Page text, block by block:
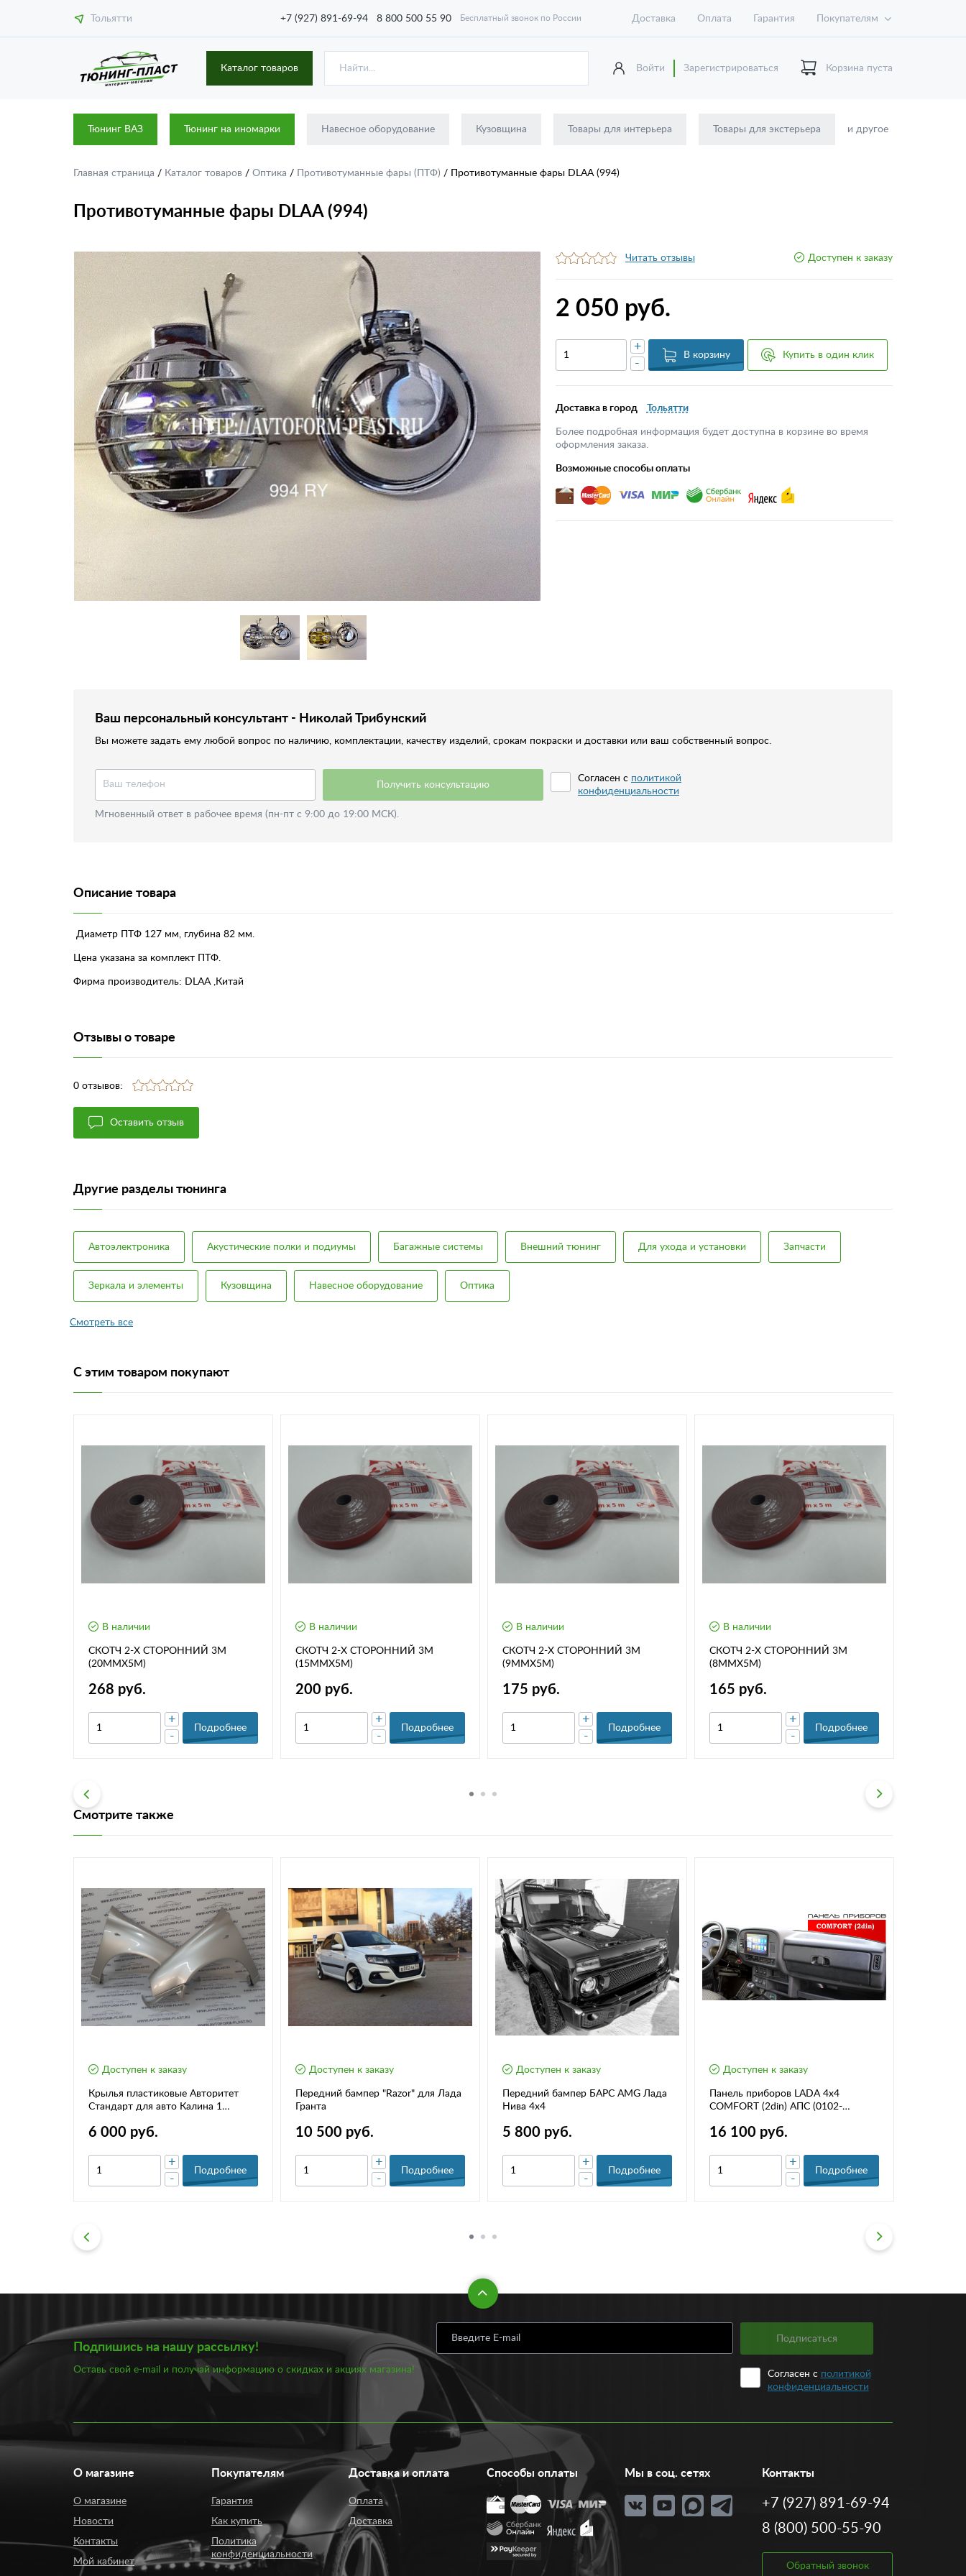
Тольятти +7 (927) 891-69-94 8 800 500 55 90 Бесплатный звонок по России Доставка Оплата Гарантия Покупателям
Каталог товаров Войти Зарегистрироваться Корзина пуста
Тюнинг ВАЗ Тюнинг на иномарки Навесное оборудование Кузовщина Товары для интерьера Товары для экстерьера и другое
Главная страница / Каталог товаров / Оптика / Противотуманные фары (ПТФ) / Противотуманные фары DLAA (994)
Противотуманные фары DLAA (994)
Читать отзывы Доступен к заказу
2 050 руб.
-
+
В корзину Купить в один клик
Доставка в город Тольятти
Более подробная информация будет доступна в корзине во время
оформления заказа.
Возможные способы оплаты
Ваш персональный консультант - Николай Трибунский
Вы можете задать ему любой вопрос по наличию, комплектации, качеству изделий, срокам покраски и доставки или ваш собственный вопрос.
Получить консультацию
Согласен с политикой
конфиденциальности
Мгновенный ответ в рабочее время (пн-пт с 9:00 до 19:00 МСК).
Описание товара
Диаметр ПТФ 127 мм, глубина 82 мм.
Цена указана за комплект ПТФ.
Фирма производитель: DLAA ,Китай
Отзывы о товаре
0 отзывов:
Оставить отзыв
Другие разделы тюнинга
Автоэлектроника Акустические полки и подиумы Багажные системы Внешний тюнинг Для ухода и установки Запчасти
Зеркала и элементы Кузовщина Навесное оборудование Оптика
С этим товаром покупают
В наличии
СКОТЧ 2-Х СТОРОННИЙ 3М
(20ММХ5М)
268 руб.
-
+
Подробнее
В наличии
СКОТЧ 2-Х СТОРОННИЙ 3М
(15ММХ5М)
200 руб.
-
+
Подробнее
В наличии
СКОТЧ 2-Х СТОРОННИЙ 3М
(9ММХ5М)
175 руб.
-
+
Подробнее
В наличии
СКОТЧ 2-Х СТОРОННИЙ 3М
(8ММХ5М)
165 руб.
-
+
Подробнее
Смотрите также
Доступен к заказу
Крылья пластиковые Авторитет
Стандарт для авто Калина 1
6 000 руб.
-
+
Подробнее
Доступен к заказу
Передний бампер "Razor" для Лада
Гранта
10 500 руб.
-
+
Подробнее
Доступен к заказу
Передний бампер БАРС AMG Лада
Нива 4х4
5 800 руб.
-
+
Подробнее
Доступен к заказу
Панель приборов LADA 4x4
COMFORT (2din) АПС (0102-
16 100 руб.
-
+
Подробнее
Подпишись на нашу рассылку!
Оставь свой e-mail и получай информацию о скидках и акциях магазина!
Подписаться
Согласен с политикой
конфиденциальности
О магазине
О магазине
Новости
Контакты
Мой кабинет
Покупателям
Гарантия
Как купить
Политика
конфиденциальности
Доставка и оплата
Оплата
Доставка
Способы оплаты Мы в соц. сетях Контакты
+7 (927) 891-69-94
8 (800) 500-55-90
Обратный звонок